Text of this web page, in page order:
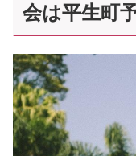
会は平生町